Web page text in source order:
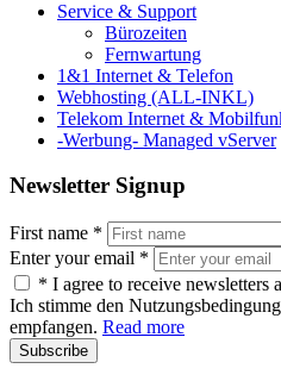
Service & Support
Bürozeiten
Fernwartung
1&1 Internet & Telefon
Webhosting (ALL-INKL)
Telekom Internet &
-Werbung- Managed vServer
Newsletter Signup
First name *
Enter your email *
* I agree to receive newsletters
Ich stimme den
empfangen. Read more
Subscribe